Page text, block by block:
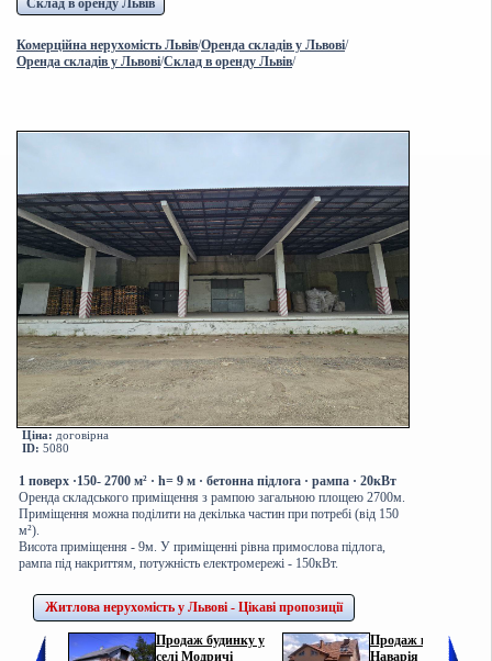
Склад в оренду Львів
Комерційна нерухомість Львів/Оренда складів у Львові/
Оренда складів у Львові/Склад в оренду Львів/
Ціна: договірна
ID: 5080
1 поверх ·150- 2700 м² · h= 9 м · бетонна підлога · рампа · 20кВт
Оренда складського приміщення з рампою загальною площею 2700м.
Приміщення можна поділити на декілька частин при потребі (від 150
м²).
Висота приміщення - 9м. У приміщенні рівна примослова підлога,
рампа під накриттям, потужність електромережі - 150кВт.
Житлова нерухомість у Львові - Цікаві пропозиції
Продаж будинку у
селі Модричі
Продаж котеджу у с.
Наварія